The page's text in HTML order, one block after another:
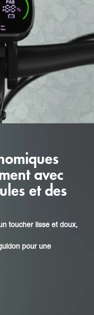
avec
et des
toucher lisse et doux,
pour une